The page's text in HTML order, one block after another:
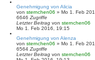
Genehmigung von Alicia
von sternchen06 » Mo 1. Feb
6646 Zugriffe
Letzter Beitrag von sternchen06
Mo 1. Feb 2016, 19:15
Genehmigung von Alenza
von sternchen06 » Mo 1. Feb
6564 Zugriffe
Letzter Beitrag von sternchen06